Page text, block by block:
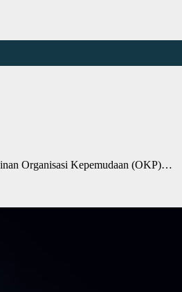
Organisasi Kepemudaan (OKP)…